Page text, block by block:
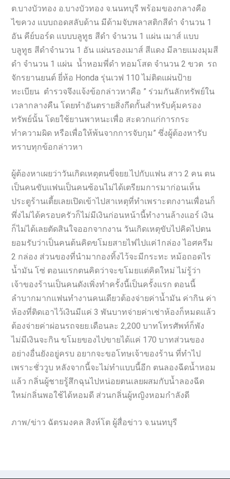
ต.บางบัวทอง อ.บางบัวทอง จ.นนทบุรี พร้อมของกลางคือ
ไขควง แบบถอดสลับด้าน มีด้ามจับพลาสติกสีดำ จำนวน 1
อัน คีย์บอร์ด แบบบลูทูธ สีดำ จำนวน 1 แผ่น เมาส์ แบบ
บลูทูธ สีดำจำนวน 1 อัน แผ่นรองเมาส์ สีแดง มีลายแมงมุมสี
ดำ จำนวน 1 แผ่น น้ำหอมพี่ดำ ทอมโสด จำนวน 2 ขวด รถ
จักรยานยนต์ ยี่ห้อ Honda รุ่นเวฟ 110 ไม่ติดแผ่นป้าย
ทะเบียน ตำรวจจึงแจ้งข้อกล่าวหาคือ ” ร่วมกันลักทรัพย์ใน
เวลากลางคืน โดยทำอันตรายสิ่งกีดกั้นสำหรับคุ้มครอง
ทรัพย์นั้น โดยใช้ยานพาหนะเพื่อ สะดวกแก่การกระ
ทำความผิด หรือเพื่อให้พ้นจากการจับกุม” ซึ่งผู้ต้องหารับ
ทราบทุกข้อกล่าวหา
ผู้ต้องหาเผยว่าวันเกิดเหตุตนขี่จยย.ไปกับแฟน สาว 2 คน ตน
เป็นคนขับแฟนเป็นคนซ้อนไม่ได้เตรียมการมาก่อนเห็น
ประตูร้านเตี้ยเลยเปิดเข้าไปสาเหตุที่ทำเพราะตกงานเพื่อนก็
พึ่งไม่ได้ครอบครัวก็ไม่มีเงินก่อนหน้านี้ทำงานล้างแอร์ เงิน
ก็ไม่ได้เลยตัดสินใจออกจากงาน วันเกิดเหตุขับไปคิดไปตน
ยอมรับว่าเป็นคนต้นคิดขโมยสายไฟไปแค่1กล่อง ไอศครีม
2 กล่อง ส่วนของที่นำมากองทิ้งไว้จะมีกระทะ หม้อถอดไร
น้ำมัน โซ่ ตอนแรกตนคิดว่าจะขโมยแต่คิดใหม่ ไม่รู้ว่า
เจ้าของร้านเป็นคนดังเพิ่งทำครั้งนี้เป็นครั้งแรก ตอนนี้
ลำบากมากแฟนทำงานคนเดียวต้องจ่ายค่าน้ำมัน ค่ากิน ค่า
ห้องที่ติดเอาไว้เงินมีแค่ 3 พันบาทจ่ายค่าเช่าห้องก็หมดแล้ว
ต้องจ่ายค่าผ่อนรถจยย.เดือนละ 2,200 บาทโทรศัพท์ก็พัง
ไม่มีเงินจะกิน ขโมยของไปขายได้แค่ 170 บาทส่วนของ
อย่างอื่นยังอยู่ครบ อยากจะขอโทษเจ้าของร้าน ที่ทำไป
เพราะชั่ววูบ หลังจากนี้จะไม่ทำแบบนี้อีก ตนลองฉีดน้ำหอม
แล้ว กลิ่นผู้ชายรู้สึกฉุนไปหน่อยตนเลยผสมกับน้ำลองฉีด
ใหม่กลิ่นพอใช้ได้หอมดี ส่วนกลิ่นผู้หญิงหอมกำลังดี
ภาพ/ข่าว ฉัตรมงคล สิงห์โต ผู้สื่อข่าว จ.นนทบุรี